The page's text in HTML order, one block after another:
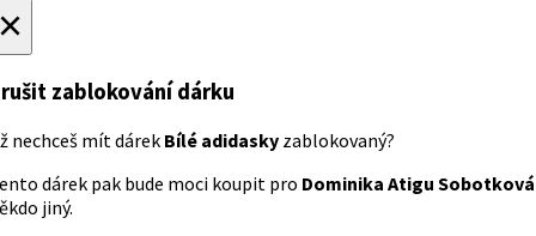
zablokování dárku
nechceš mít dárek Bílé adidasky zablokovaný?
dárek pak bude moci koupit pro Dominika Atigu Sobotková
jiný.